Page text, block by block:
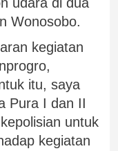
Wonosobo.
kegiatan
itu, saya
Pura I dan II
untuk
kegiatan